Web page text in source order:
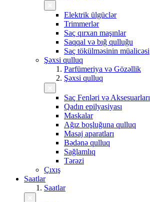
Elektrik ülgüclər
Trimmerlər
Saç qırxan maşınlar
Saqqal və bığ qulluğu
Saç tökülməsinin müalicəsi
Şəxsi qulluq
Parfümeriya və Gözəllik
Şəxsi qulluq
Saç Fenləri və Aksesuarları
Qadın epilyasiyası
Maskalar
Ağız boşluğuna qulluq
Masaj aparatları
Bədənə qulluq
Sağlamlıq
Tərəzi
Çıxış
Saatlar
Saatlar